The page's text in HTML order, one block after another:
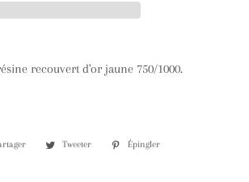
recouvert d'or jaune 750/1000.
PartagerTweeter
Tweeter Épingler